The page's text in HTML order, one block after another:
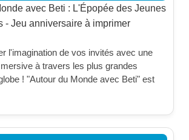
l'imagination de vos invités avec une
à travers les plus grandes
! "Autour du Monde avec Beti" est